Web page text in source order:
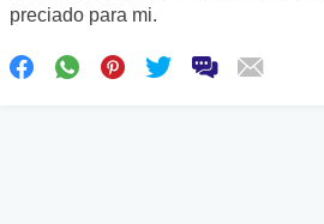
preciado para mi.